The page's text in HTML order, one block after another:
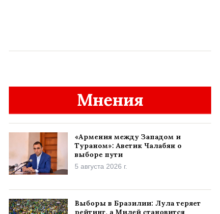
Мнения
«Армения между Западом и
Тураном»: Аветик Чалабян о
выборе пути
5 августа 2026 г.
Выборы в Бразилии: Лула теряет
рейтинг, а Милей становится